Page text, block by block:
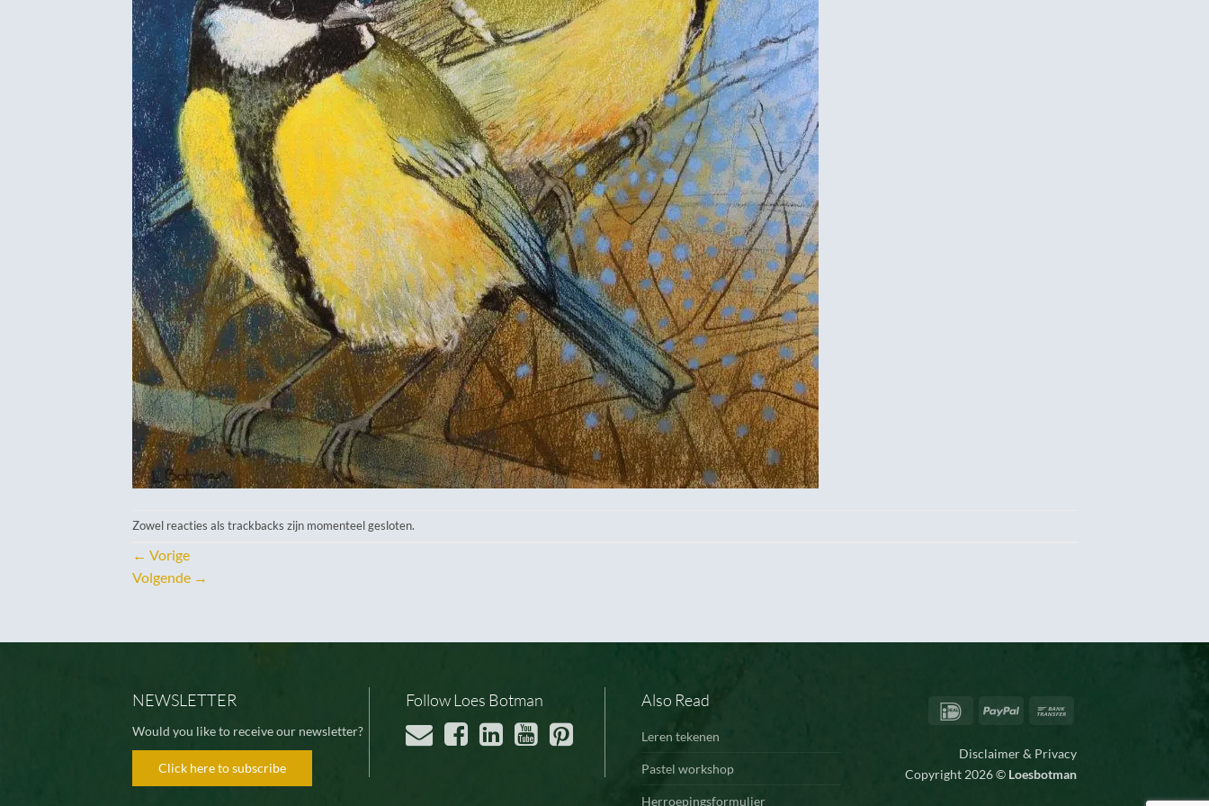
Zowel reacties als trackbacks zijn momenteel gesloten.
← Vorige
Volgende →
NEWSLETTER
Would you like to receive our newsletter?
Click here to subscribe
Follow Loes Botman Also Read
Leren tekenen
Pastel workshop
Herroepingsformulier
IDeal PayPal
Disclaimer & Privacy
Copyright 2026 © Loesbotman